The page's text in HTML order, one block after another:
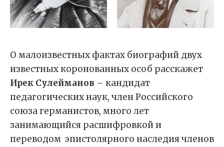
О малоизвестных фактах биографий двух
известных коронованных особ расскажет
Ирек Сулейманов – кандидат
педагогических наук, член Российского
союза германистов, много лет
занимающийся расшифровкой и
переводом эпистолярного наследия членов